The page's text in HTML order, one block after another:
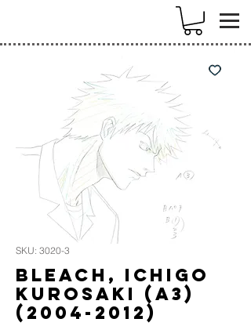
SKU: 3020-3
Bleach, Ichigo
Kurosaki (A3)
(2004-2012)